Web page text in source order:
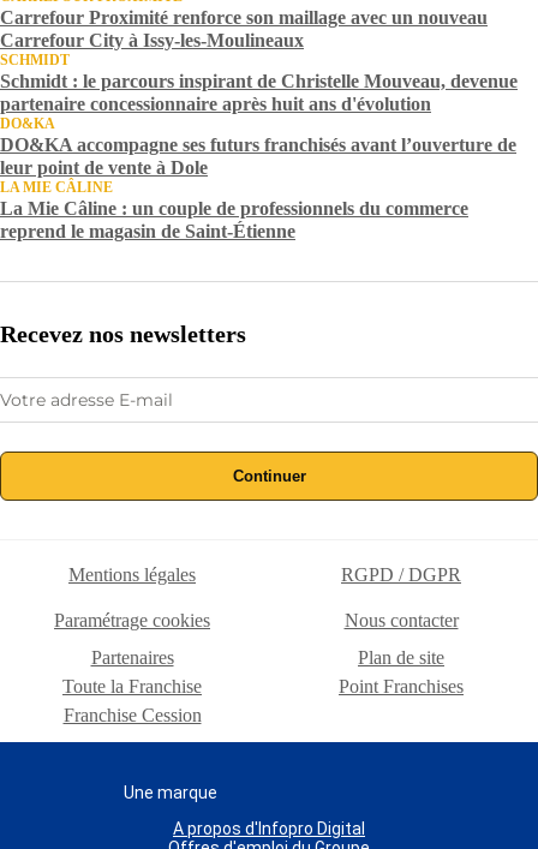
Carrefour Proximité renforce son maillage avec un nouveau
Carrefour City à Issy-les-Moulineaux
SCHMIDT
Schmidt : le parcours inspirant de Christelle Mouveau, devenue
partenaire concessionnaire après huit ans d'évolution
DO&KA
DO&KA accompagne ses futurs franchisés avant l’ouverture de
leur point de vente à Dole
LA MIE CÂLINE
La Mie Câline : un couple de professionnels du commerce
reprend le magasin de Saint-Étienne
Recevez nos newsletters
Continuer
Mentions légales RGPD / DGPR
Paramétrage cookies
Nous contacter
Partenaires
Plan de site
Toute la Franchise
Point Franchises
Franchise Cession
Une marque
A propos d'Infopro Digital